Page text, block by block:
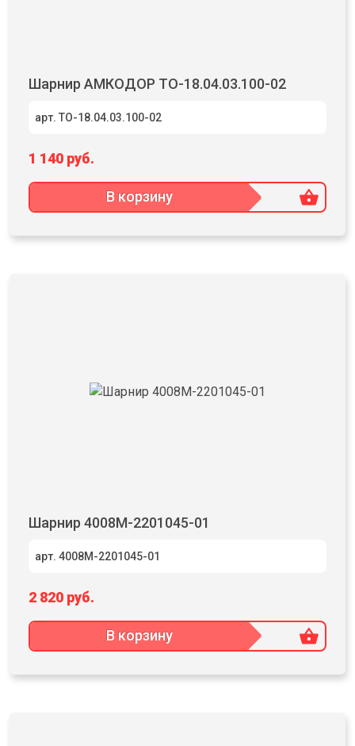
Шарнир АМКОДОР ТО-18.04.03.100-02
арт. ТО-18.04.03.100-02
1 140 руб.
В корзину
Шарнир 4008М-2201045-01
арт. 4008М-2201045-01
2 820 руб.
В корзину